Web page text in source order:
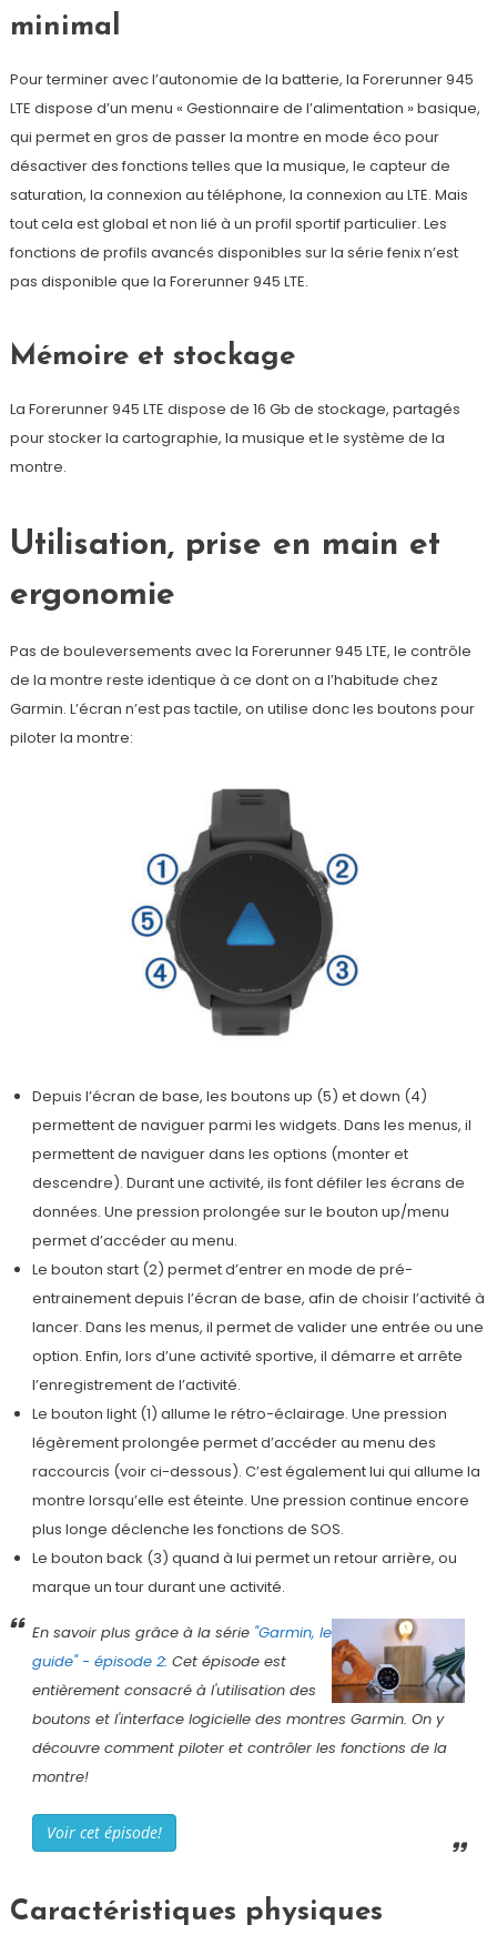
minimal
Pour terminer avec l’autonomie de la batterie, la Forerunner 945
LTE dispose d’un menu « Gestionnaire de l’alimentation » basique,
qui permet en gros de passer la montre en mode éco pour
désactiver des fonctions telles que la musique, le capteur de
saturation, la connexion au téléphone, la connexion au LTE. Mais
tout cela est global et non lié à un profil sportif particulier. Les
fonctions de profils avancés disponibles sur la série fenix n’est
pas disponible que la Forerunner 945 LTE.
Mémoire et stockage
La Forerunner 945 LTE dispose de 16 Gb de stockage, partagés
pour stocker la cartographie, la musique et le système de la
montre.
Utilisation, prise en main et
ergonomie
Pas de bouleversements avec la Forerunner 945 LTE, le contrôle
de la montre reste identique à ce dont on a l’habitude chez
Garmin. L’écran n’est pas tactile, on utilise donc les boutons pour
piloter la montre:
Depuis l’écran de base, les boutons up (5) et down (4)
permettent de naviguer parmi les widgets. Dans les menus, il
permettent de naviguer dans les options (monter et
descendre). Durant une activité, ils font défiler les écrans de
données. Une pression prolongée sur le bouton up/menu
permet d’accéder au menu.
Le bouton start (2) permet d’entrer en mode de pré-
entrainement depuis l’écran de base, afin de choisir l’activité à
lancer. Dans les menus, il permet de valider une entrée ou une
option. Enfin, lors d’une activité sportive, il démarre et arrête
l’enregistrement de l’activité.
Le bouton light (1) allume le rétro-éclairage. Une pression
légèrement prolongée permet d’accéder au menu des
raccourcis (voir ci-dessous). C’est également lui qui allume la
montre lorsqu’elle est éteinte. Une pression continue encore
plus longe déclenche les fonctions de SOS.
Le bouton back (3) quand à lui permet un retour arrière, ou
marque un tour durant une activité.
En savoir plus grâce à la série "Garmin, le
guide" - épisode 2: Cet épisode est
entièrement consacré à l'utilisation des
boutons et l'interface logicielle des montres Garmin. On y
découvre comment piloter et contrôler les fonctions de la
montre!
Voir cet épisode!
Caractéristiques physiques